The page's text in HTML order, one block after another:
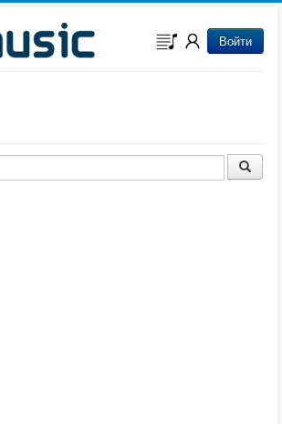
Войти
навигацию
Музыка из сериалов